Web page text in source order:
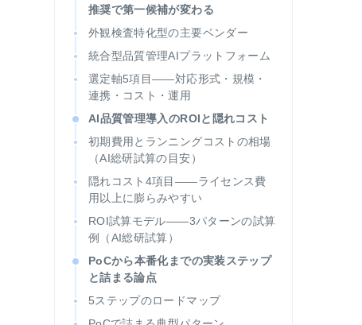
推奨で第一候補が変わる
外観検査特化型の主要ベンダー
統合型品質管理AIプラットフォーム
選定軸5項目——対応形式・規模・
連携・コスト・運用
AI品質管理導入のROIと隠れコスト
初期費用とランニングコストの相場
（AI総研試算の目安）
隠れコスト4項目——ライセンス費
用以上に膨らみやすい
ROI試算モデル——3パターンの試算
例（AI総研試算）
PoCから本番化までの実装ステップ
と詰まる論点
5ステップのロードマップ